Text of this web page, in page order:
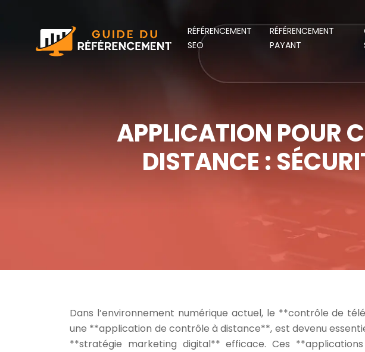
RÉFÉRENCEMENT
SEO
RÉFÉRENCEMENT
PAYANT
APPLICATION POUR
DISTANCE :
Dans l’environnement numérique actuel, le **contrôle de
une **application de contrôle à distance**, est devenu
**stratégie marketing digital** efficace. Ces